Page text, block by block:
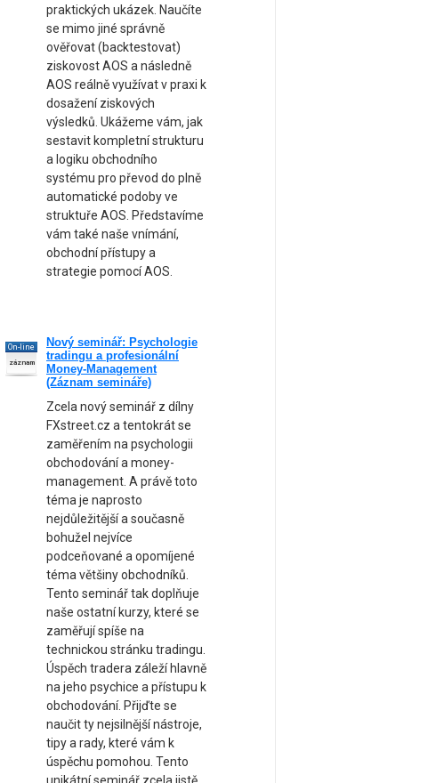
praktických ukázek. Naučíte
se mimo jiné správně
ověřovat (backtestovat)
ziskovost AOS a následně
AOS reálně využívat v praxi k
dosažení ziskových
výsledků. Ukážeme vám, jak
sestavit kompletní strukturu
a logiku obchodního
systému pro převod do plně
automatické podoby ve
struktuře AOS. Představíme
vám také naše vnímání,
obchodní přístupy a
strategie pomocí AOS.
On-line
záznam
Nový seminář: Psychologie
tradingu a profesionální
Money-Management
(Záznam semináře)
Zcela nový seminář z dílny
FXstreet.cz a tentokrát se
zaměřením na psychologii
obchodování a money-
management. A právě toto
téma je naprosto
nejdůležitější a současně
bohužel nejvíce
podceňované a opomíjené
téma většiny obchodníků.
Tento seminář tak doplňuje
naše ostatní kurzy, které se
zaměřují spíše na
technickou stránku tradingu.
Úspěch tradera záleží hlavně
na jeho psychice a přístupu k
obchodování. Přijďte se
naučit ty nejsilnější nástroje,
tipy a rady, které vám k
úspěchu pomohou. Tento